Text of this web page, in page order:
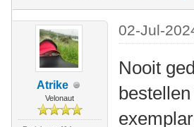
Atrike
Velonaut
02-Jul-
Nooit